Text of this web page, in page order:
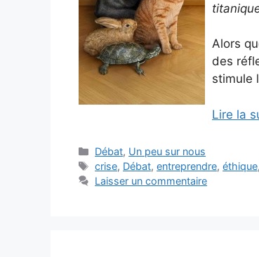
Alors
des
stimule
Lire la
Catégories
Débat, Un peu sur nous
Étiquettes
crise, Débat,entreprendre,éthique
Laisser un commentaire